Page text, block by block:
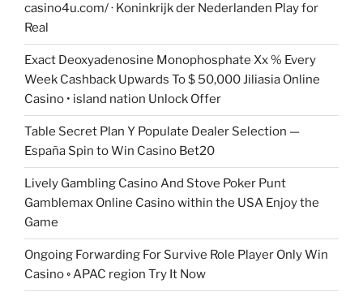
casino4u.com/ · Koninkrijk der Nederlanden Play for
Real
Exact Deoxyadenosine Monophosphate Xx % Every
Week Cashback Upwards To $ 50,000 Jiliasia Online
Casino • island nation Unlock Offer
Table Secret Plan Y Populate Dealer Selection —
España Spin to Win Casino Bet20
Lively Gambling Casino And Stove Poker Punt
Gamblemax Online Casino within the USA Enjoy the
Game
Ongoing Forwarding For Survive Role Player Only Win
Casino ◦ APAC region Try It Now